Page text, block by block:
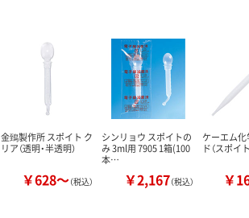
金鵄製作所 スポイト ク
リア（透明・半透明）
￥628～（税込）
シンリョウ スポイトの
み 3ml用 7905 1箱(100
本…
￥2,167（税込）
ケーエム
ド（スポイ
￥